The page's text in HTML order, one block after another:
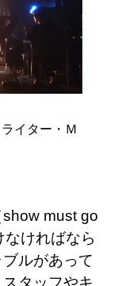
イター・Ｍ
show must go
ければなら
ルがあって
タッフやキ